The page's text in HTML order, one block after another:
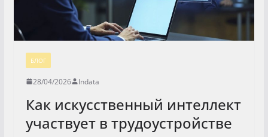
БЛОГ
28/04/2026 Indata
Как искусственный интеллект
участвует в трудоустройстве